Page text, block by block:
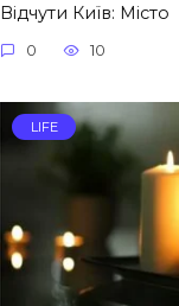
Відчути Київ: Місто
0 10
LIFE